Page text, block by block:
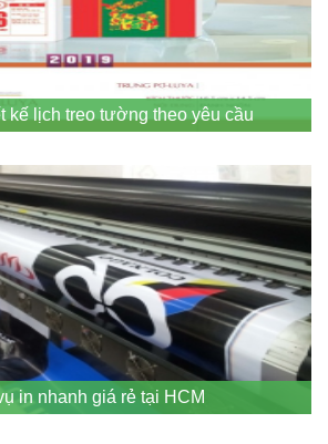
kế lịch treo tường theo yêu cầu
in nhanh giá rẻ tại HCM